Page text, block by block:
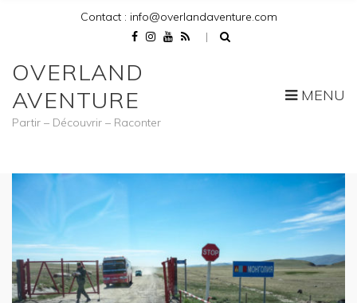
Contact : info@overlandaventure.com
OVERLAND
AVENTURE
Partir – Découvrir – Raconter
MENU